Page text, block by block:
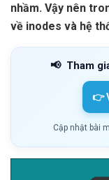
nhầm. Vậy nên
về inodes và hệ
📢 Tham
👉
Cập nhật bài